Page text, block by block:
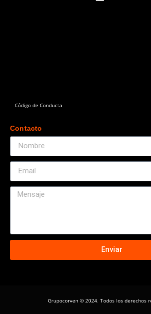
Código de Conducta
Contacto
Enviar
Grupocorven © 2024. Todos los derechos